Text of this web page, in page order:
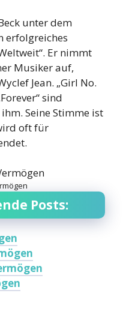
unter dem
erfolgreiches
Er nimmt
Musiker auf,
Jean. „Girl No.
sind
Seine Stimme ist
oft für
Posts: